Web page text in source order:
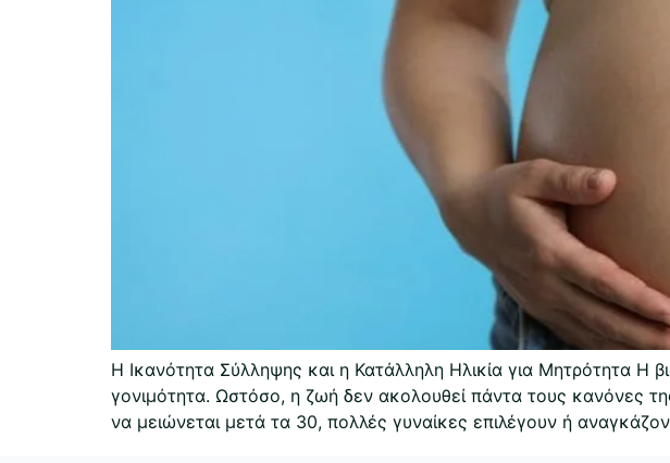
Η Ικανότητα Σύλληψης και η Κατάλληλη Ηλικία για Μητρότητα Η
γονιμότητα. Ωστόσο, η ζωή δεν ακολουθεί πάντα τους κανόνες
να μειώνεται μετά τα 30, πολλές γυναίκες επιλέγουν ή